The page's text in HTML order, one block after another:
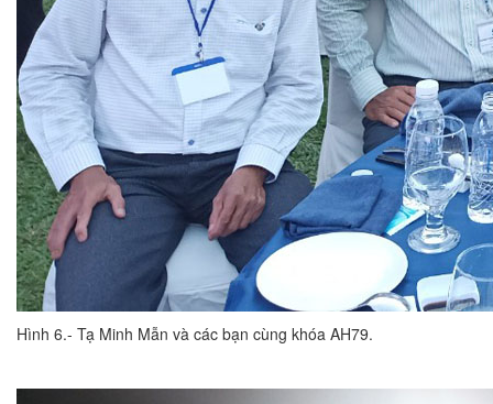
Hình 6.- Tạ Minh Mẫn và các bạn cùng khóa AH79.